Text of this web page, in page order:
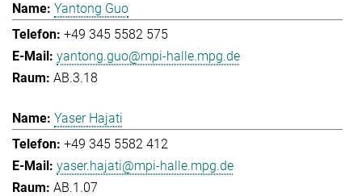
Yantong Guo
+49 345 5582 575
yantong.guo@mpi-halle.mpg.de
AB.3.18
Yaser Hajati
+49 345 5582 412
yaser.hajati@mpi-halle.mpg.de
AB.1.07